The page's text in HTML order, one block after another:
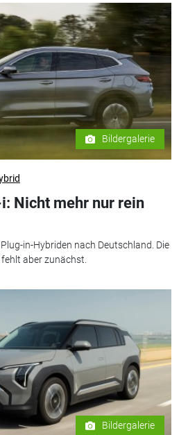
Bildergalerie
i: Nicht mehr nur rein
in-Hybriden nach Deutschland. Die
aber zunächst.
Bildergalerie